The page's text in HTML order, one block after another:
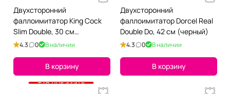
Двухсторонний
фаллоимитатор King Cock
Slim Double, 30 см
(телесный)
4.3 0 В наличии
В корзину
Двухсторонний
фаллоимитатор Dorcel Real
Double Do, 42 см (черный)
4.3 0 В наличии
В корзину
+18 показать